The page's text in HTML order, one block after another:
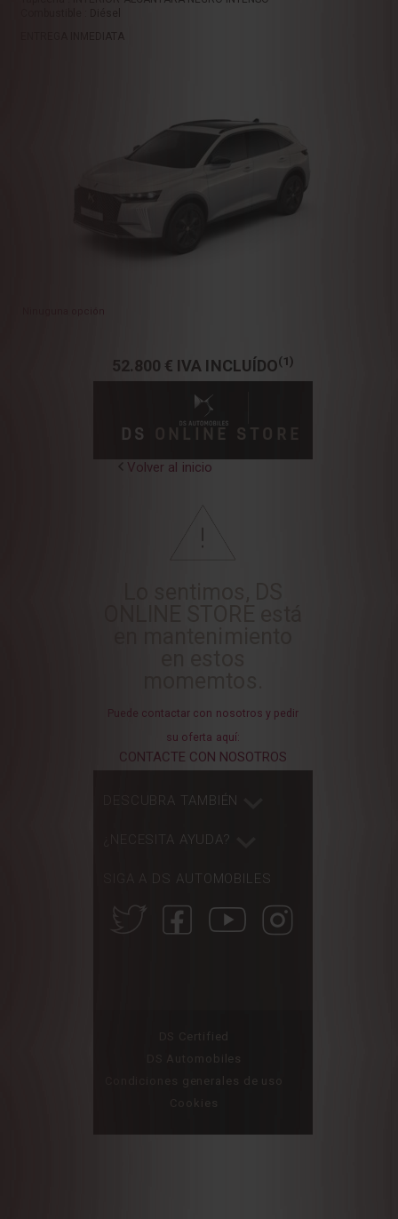
ENTREGA INMEDIATA
52.800 € IVA INCLUÍDO(1)
DS ONLINE STORE
Volver al inicio
Puede contactar con nosotros y pedir
su oferta aquí:
CONTACTE CON NOSOTROS
DESCUBRA TAMBIÉN
¿NECESITA AYUDA?
SIGA A DS AUTOMOBILES
DS Certified
DS Automobiles
Condiciones generales de uso
Cookies